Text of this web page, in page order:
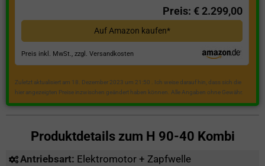
Preis: € 2.299,00
Auf Amazon kaufen*
Preis inkl. MwSt., zzgl. Versandkosten
Zuletzt aktualisiert am 18. Dezember 2023 um 21:50 . Ich weise darauf hin, dass sich die
hier angezeigten Preise inzwischen geändert haben können. Alle Angaben ohne Gewähr.
Produktdetails zum H 90-40 Kombi
Antriebsart: Elektromotor + Zapfwelle